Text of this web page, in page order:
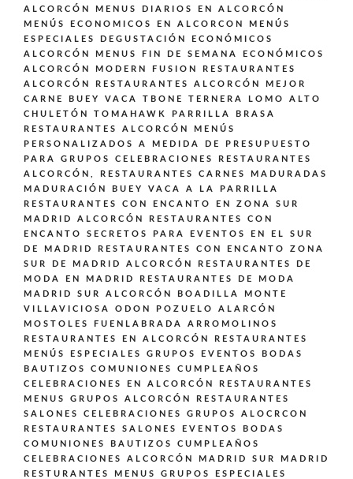
ALCORCÓN
MENUS DIARIOS EN ALCORCÓN
MENÚS ECONOMICOS EN ALCORCON
MENÚS
ESPECIALES DEGUSTACIÓN ECONÓMICOS
ALCORCÓN
MENUS FIN DE SEMANA ECONÓMICOS
ALCORCÓN
MODERN FUSION
RESTAURANTES
ALCORCÓN
RESTAURANTES ALCORCÓN MEJOR
CARNE BUEY VACA TBONE TERNERA LOMO ALTO
CHULETÓN TOMAHAWK PARRILLA BRASA
RESTAURANTES ALCORCÓN MENÚS
PERSONALIZADOS A MEDIDA DE PRESUPUESTO
PARA GRUPOS CELEBRACIONES
RESTAURANTES
ALCORCÓN,
RESTAURANTES CARNES MADURADAS
MADURACIÓN BUEY VACA A LA PARRILLA
RESTAURANTES CON ENCANTO EN ZONA SUR
MADRID ALCORCÓN
RESTAURANTES CON
ENCANTO SECRETOS PARA EVENTOS EN EL SUR
DE MADRID
RESTAURANTES CON ENCANTO ZONA
SUR DE MADRID ALCORCÓN
RESTAURANTES DE
MODA EN MADRID
RESTAURANTES DE MODA
MADRID SUR ALCORCÓN BOADILLA MONTE
VILLAVICIOSA ODON POZUELO ALARCÓN
MOSTOLES FUENLABRADA ARROMOLINOS
RESTAURANTES EN ALCORCÓN
RESTAURANTES
MENÚS ESPECIALES GRUPOS EVENTOS BODAS
BAUTIZOS COMUNIONES CUMPLEAÑOS
CELEBRACIONES EN ALCORCÓN
RESTAURANTES
MENUS GRUPOS ALCORCÓN
RESTAURANTES
SALONES CELEBRACIONES GRUPOS ALOCRCON
RESTAURANTES SALONES EVENTOS BODAS
COMUNIONES BAUTIZOS CUMPLEAÑOS
CELEBRACIONES ALCORCÓN MADRID SUR MADRID
RESTURANTES MENUS GRUPOS ESPECIALES